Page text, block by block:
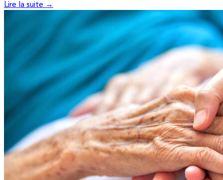
Lire la suite →